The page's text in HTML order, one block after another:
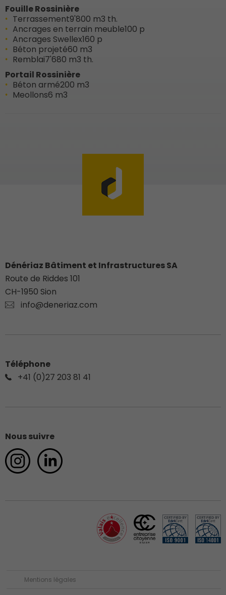
Fouille Rossinière
Terrassement9'800 m3 th.
Ancrages en terrain meuble100 p
Ancrages Swellex160 p
Béton projeté60 m3
Remblai7'680 m3 th.
Portail Rossinière
Béton armé200 m3
Meollons6 m3
Dénériaz Bâtiment et Infrastructures SA
Route de Riddes 101
CH-1950 Sion
info@deneriaz.com
Téléphone
+41 (0)27 203 81 41
Nous suivre
Mentions légales